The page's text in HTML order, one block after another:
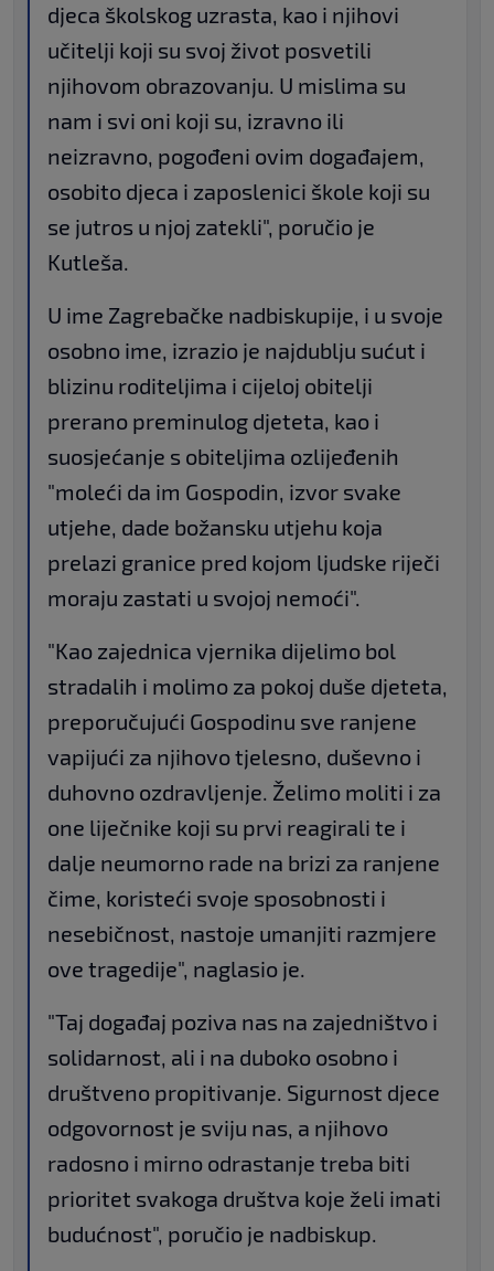
djeca školskog uzrasta, kao i njihovi
učitelji koji su svoj život posvetili
njihovom obrazovanju. U mislima su
nam i svi oni koji su, izravno ili
neizravno, pogođeni ovim događajem,
osobito djeca i zaposlenici škole koji su
se jutros u njoj zatekli", poručio je
Kutleša.
U ime Zagrebačke nadbiskupije, i u svoje
osobno ime, izrazio je najdublju sućut i
blizinu roditeljima i cijeloj obitelji
prerano preminulog djeteta, kao i
suosjećanje s obiteljima ozlijeđenih
"moleći da im Gospodin, izvor svake
utjehe, dade božansku utjehu koja
prelazi granice pred kojom ljudske riječi
moraju zastati u svojoj nemoći".
"Kao zajednica vjernika dijelimo bol
stradalih i molimo za pokoj duše djeteta,
preporučujući Gospodinu sve ranjene
vapijući za njihovo tjelesno, duševno i
duhovno ozdravljenje. Želimo moliti i za
one liječnike koji su prvi reagirali te i
dalje neumorno rade na brizi za ranjene
čime, koristeći svoje sposobnosti i
nesebičnost, nastoje umanjiti razmjere
ove tragedije", naglasio je.
"Taj događaj poziva nas na zajedništvo i
solidarnost, ali i na duboko osobno i
društveno propitivanje. Sigurnost djece
odgovornost je sviju nas, a njihovo
radosno i mirno odrastanje treba biti
prioritet svakoga društva koje želi imati
budućnost", poručio je nadbiskup.